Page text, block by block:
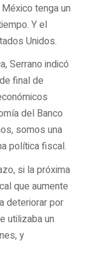
tenga un
Y el
Unidos.
Serrano indicó
final de
del Banco
somos una
política fiscal.
si la próxima
que aumente
deteriorar por
utilizaba un
y